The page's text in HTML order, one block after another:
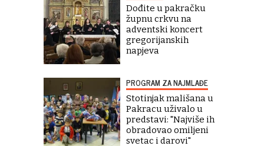
Dođite u pakračku
župnu crkvu na
adventski koncert
gregorijanskih
napjeva
PROGRAM ZA NAJMLAĐE
Stotinjak mališana u
Pakracu uživalo u
predstavi: "Najviše ih
obradovao omiljeni
svetac i darovi"